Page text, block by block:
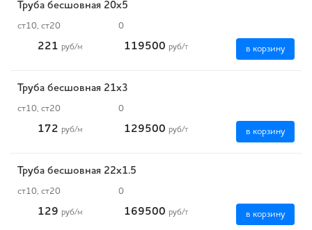
Труба бесшовная 20х5
ст10, ст20 0
221 руб/м 119500 руб/т в корзину
Труба бесшовная 21х3
ст10, ст20 0
172 руб/м 129500 руб/т в корзину
Труба бесшовная 22х1.5
ст10, ст20 0
129 руб/м 169500 руб/т в корзину